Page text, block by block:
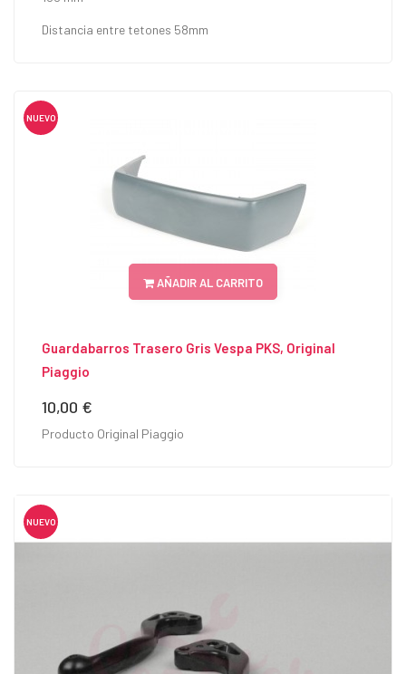
Distancia entre tetones 58mm
NUEVO
AÑADIR AL CARRITO
Guardabarros Trasero Gris Vespa PKS, Original
Piaggio
Precio
10,00 €
Producto Original Piaggio
NUEVO